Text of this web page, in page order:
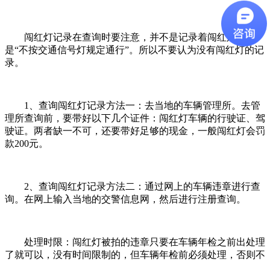
闯红灯记录在查询时要注意，并不是记录着闯红灯，而
是“不按交通信号灯规定通行”。所以不要认为没有闯红灯的记
录。
1、查询闯红灯记录方法一：去当地的车辆管理所。去管
理所查询前，要带好以下几个证件：闯红灯车辆的行驶证、驾
驶证。两者缺一不可，还要带好足够的现金，一般闯红灯会罚
款200元。
2、查询闯红灯记录方法二：通过网上的车辆违章进行查
询。在网上输入当地的交警信息网，然后进行注册查询。
处理时限：闯红灯被拍的违章只要在车辆年检之前出处理
了就可以，没有时间限制的，但车辆年检前必须处理，否则不